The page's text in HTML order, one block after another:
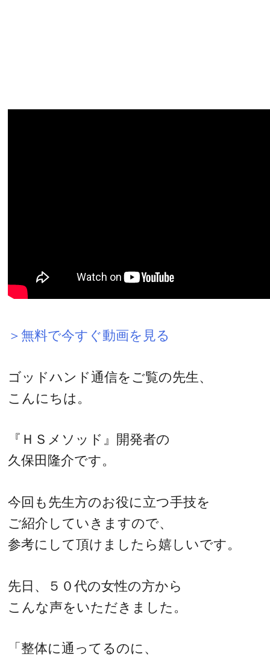
＞無料で今すぐ動画を見る
ゴッドハンド通信をご覧の先生、
こんにちは。
『ＨＳメソッド』開発者の
久保田隆介です。
今回も先生方のお役に立つ手技を
ご紹介していきますので、
参考にして頂けましたら嬉しいです。
先日、５０代の女性の方から
こんな声をいただきました。
「整体に通ってるのに、